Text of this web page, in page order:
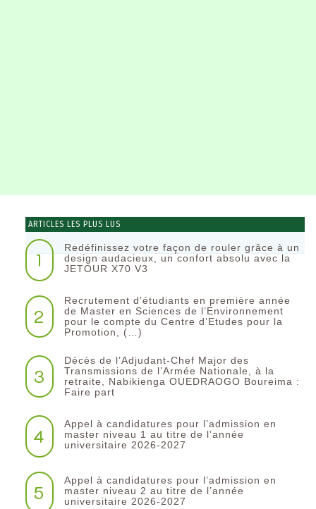
ARTICLES LES PLUS LUS
1
Redéfinissez votre façon de rouler grâce à un
design audacieux, un confort absolu avec la
JETOUR X70 V3
2
Recrutement d’étudiants en première année
de Master en Sciences de l’Environnement
pour le compte du Centre d’Etudes pour la
Promotion, (…)
3
Décès de l’Adjudant-Chef Major des
Transmissions de l’Armée Nationale, à la
retraite, Nabikienga OUEDRAOGO Boureima :
Faire part
4
Appel à candidatures pour l’admission en
master niveau 1 au titre de l’année
universitaire 2026-2027
5
Appel à candidatures pour l’admission en
master niveau 2 au titre de l’année
universitaire 2026-2027